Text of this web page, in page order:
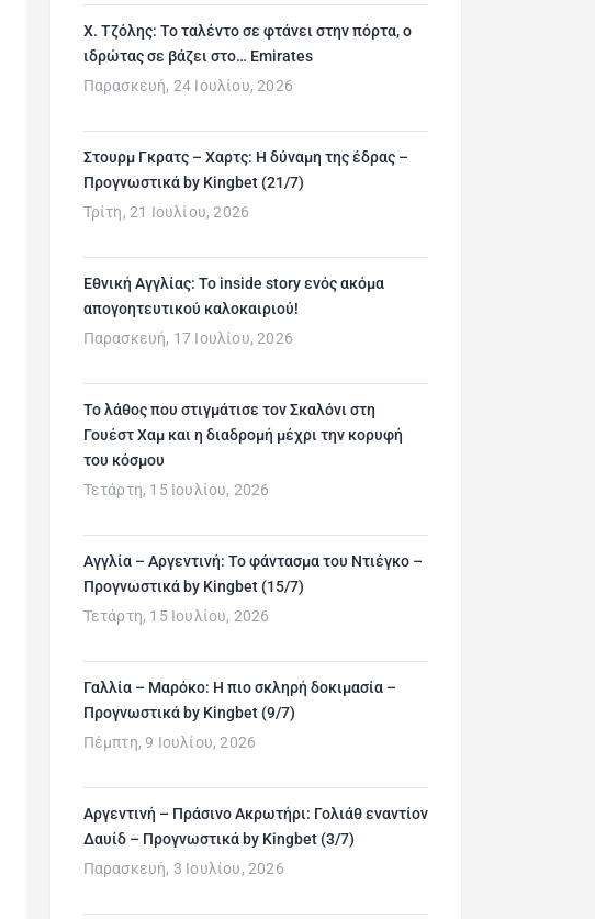
Χ. Τζόλης: Το ταλέντο σε φτάνει στην πόρτα, ο
ιδρώτας σε βάζει στο… Emirates
Παρασκευή, 24 Ιουλίου, 2026
Στουρμ Γκρατς – Χαρτς: Η δύναμη της έδρας –
Προγνωστικά by Kingbet (21/7)
Τρίτη, 21 Ιουλίου, 2026
Εθνική Αγγλίας: Το inside story ενός ακόμα
απογοητευτικού καλοκαιριού!
Παρασκευή, 17 Ιουλίου, 2026
Το λάθος που στιγμάτισε τον Σκαλόνι στη
Γουέστ Χαμ και η διαδρομή μέχρι την κορυφή
του κόσμου
Τετάρτη, 15 Ιουλίου, 2026
Αγγλία – Αργεντινή: Το φάντασμα του Ντιέγκο –
Προγνωστικά by Kingbet (15/7)
Τετάρτη, 15 Ιουλίου, 2026
Γαλλία – Μαρόκο: Η πιο σκληρή δοκιμασία –
Προγνωστικά by Kingbet (9/7)
Πέμπτη, 9 Ιουλίου, 2026
Αργεντινή – Πράσινο Ακρωτήρι: Γολιάθ εναντίον
Δαυίδ – Προγνωστικά by Kingbet (3/7)
Παρασκευή, 3 Ιουλίου, 2026